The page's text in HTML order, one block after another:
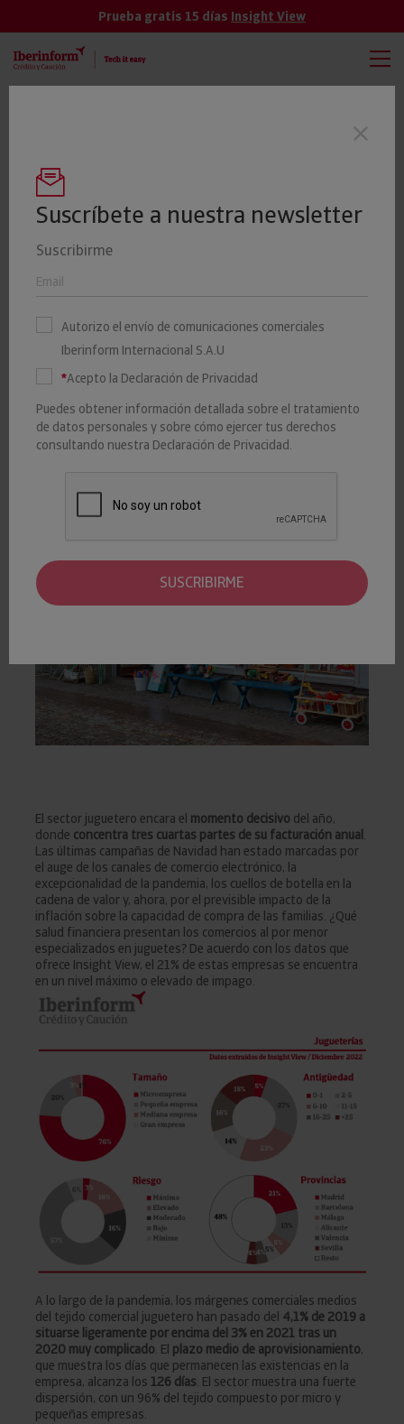
Prueba gratis 15 días Insight View
Últimas noticias
El 21% de las jugueterías
está en riesgo de impago
14 DICIEMBRE 2022 Iberinform
EMPRESAS0
El comercio al por menor de juguetes se concentra en las
provincias de Madrid (21%), Barcelona (13%), Málaga (5%),
Suscríbete a nuestra newsletter
Suscribirme
Autorizo el envío de comunicaciones comerciales
Iberinform Internacional S.A.U
*Acepto la Declaración de Privacidad
Puedes obtener información detallada sobre el tratamiento
de datos personales y sobre cómo ejercer tus derechos
consultando nuestra Declaración de Privacidad.
SUSCRIBIRME
El sector juguetero encara el momento decisivo del año,
donde concentra tres cuartas partes de su facturación anual .
Las últimas campañas de Navidad han estado marcadas por
el auge de los canales de comercio electrónico, la
excepcionalidad de la pandemia, los cuellos de botella en la
cadena de valor y, ahora, por el previsible impacto de la
inflación sobre la capacidad de compra de las familias. ¿Qué
salud financiera presentan los comercios al por menor
especializados en juguetes? De acuerdo con los datos que
ofrece Insight View, el 21% de estas empresas se encuentra
en un nivel máximo o elevado de impago.
A lo largo de la pandemia, los márgenes comerciales medios
del tejido comercial juguetero han pasado del 4,1% de 2019 a
situarse ligeramente por encima del 3% en 2021 tras un
2020 muy complicado. El plazo medio de aprovisionamiento,
que muestra los días que permanecen las existencias en la
empresa, alcanza los 126 días. El sector muestra una fuerte
dispersión, con un 96% del tejido compuesto por micro y
pequeñas empresas.